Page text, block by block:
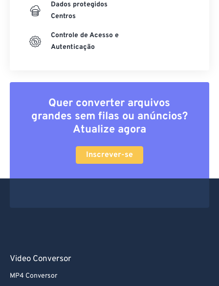
Dados protegidos
Centros
Controle de Acesso e
Autenticação
Quer converter arquivos
grandes sem filas ou anúncios?
Atualize agora
Inscrever-se
Video Conversor
MP4 Conversor